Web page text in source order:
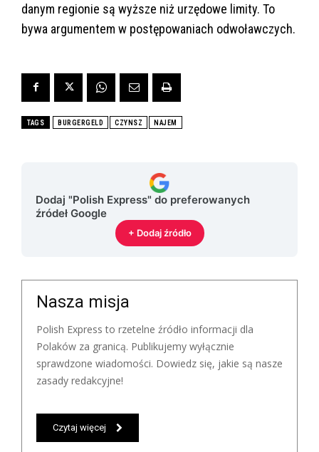
danym regionie są wyższe niż urzędowe limity. To
bywa argumentem w postępowaniach odwoławczych.
TAGS BURGERGELD CZYNSZ NAJEM
Dodaj "Polish Express" do preferowanych
źródeł Google
+ Dodaj źródło
Nasza misja
Polish Express to rzetelne źródło informacji dla
Polaków za granicą. Publikujemy wyłącznie
sprawdzone wiadomości. Dowiedz się, jakie są nasze
zasady redakcyjne!
Czytaj więcej